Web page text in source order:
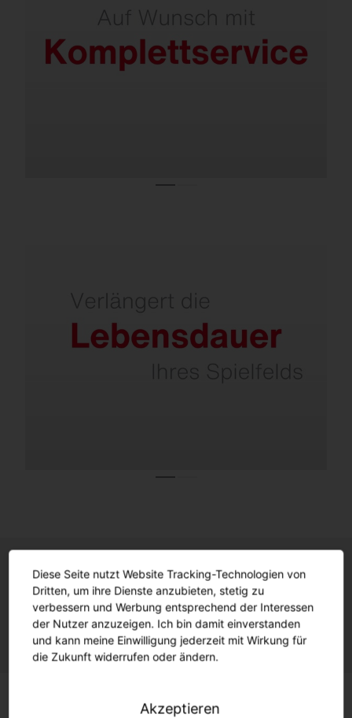
Von Leuchte und Mast bis zur fertigen
Lösung.
Alles aus einer Hand.
Echtzeitdaten für eine optimale Pflege und
Nutzung Ihres Sportplatzes.
Smart vernetzbar mit Intelligent Play.
Das perfekte Zusammenspiel von
Effizienz und Nachhaltigkeit.
Diese Seite nutzt Website Tracking-Technologien von
Dritten, um ihre Dienste anzubieten, stetig zu
verbessern und Werbung entsprechend der Interessen
der Nutzer anzuzeigen. Ich bin damit einverstanden
und kann meine Einwilligung jederzeit mit Wirkung für
die Zukunft widerrufen oder ändern.
Akzeptieren